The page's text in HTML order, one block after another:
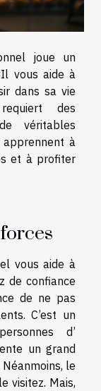
joue un
vous aide à
dans sa vie
des
véritables
apprennent à
et à profiter
vous aide à
de confiance
de ne pas
C’est un
d’
un grand
le
visitez. Mais,